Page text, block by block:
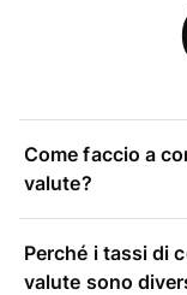
Come faccio a
valute?
Perché i tassi di
valute sono